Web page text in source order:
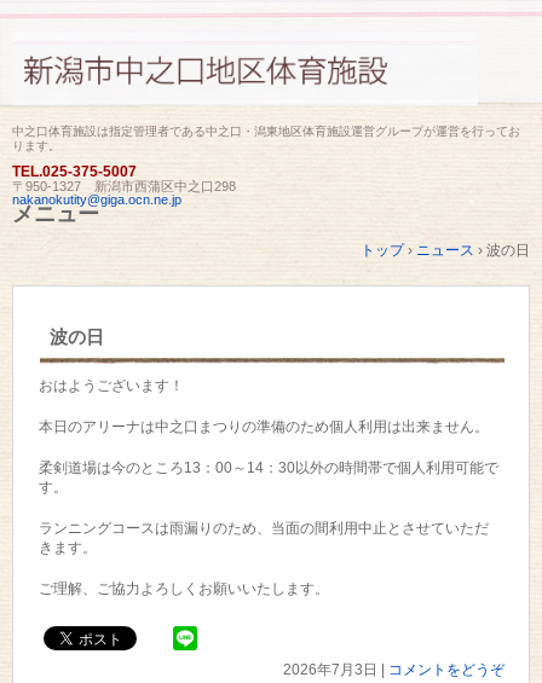
中之口体育施設は指定管理者である中之口・潟東地区体育施設運営グループが運営を行ってお
ります。
TEL.025-375-5007
〒950-1327 新潟市西蒲区中之口298
nakanokutity@giga.ocn.ne.jp
メニュー
トップ › ニュース › 波の日
波の日
おはようございます！
本日のアリーナは中之口まつりの準備のため個人利用は出来ません。
柔剣道場は今のところ13：00～14：30以外の時間帯で個人利用可能で
す。
ランニングコースは雨漏りのため、当面の間利用中止とさせていただ
きます。
ご理解、ご協力よろしくお願いいたします。
2026年7月3日
コメントをどうぞ